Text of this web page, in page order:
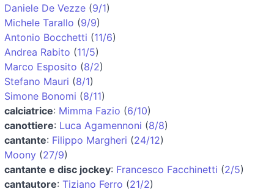
Daniele De Vezze (9/1)
Michele Tarallo (9/9)
Antonio Bocchetti (11/6)
Andrea Rabito (11/5)
Marco Esposito (8/2)
Stefano Mauri (8/1)
Simone Bonomi (8/11)
calciatrice: Mimma Fazio (6/10)
canottiere: Luca Agamennoni (8/8)
cantante: Filippo Margheri (24/12)
Moony (27/9)
cantante e disc jockey: Francesco Facchinetti (2/5)
cantautore: Tiziano Ferro (21/2)